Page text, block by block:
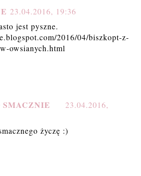
23.04.2016, 19:36
jest pyszne.
2016/04/biszkopt-z-
owsianych.html
SMACZNIE
23.04.2016,
życzę :)